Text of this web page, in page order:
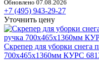
Обновлено 07.08.2026
+7 (495) 943-29-27
Уточнить цену
Скрепер для уборки снега
700x465x1360мм КУРС